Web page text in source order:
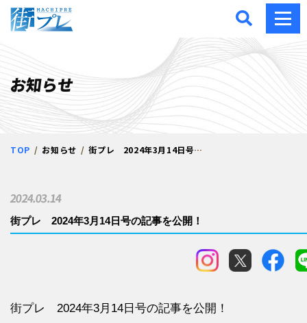
街プレ -東京・西多摩の
お知らせ
TOP お知らせ 街プレ 2024年3月14日号の記事を公開！
街プレ 2024年3月14日号の記事を公開！
2024.03.14
街プレ 2024年3月14日号の記事を公開！